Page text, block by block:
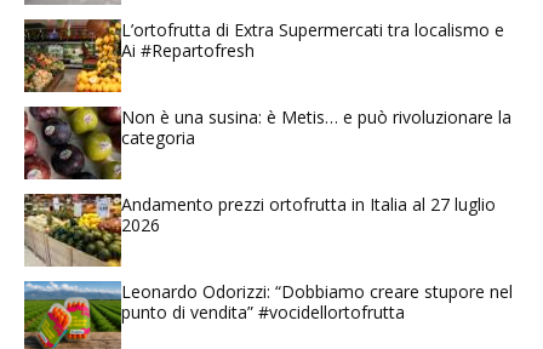
L’ortofrutta di Extra Supermercati tra localismo e
Ai #Repartofresh
Non è una susina: è Metis… e può rivoluzionare la
categoria
Andamento prezzi ortofrutta in Italia al 27 luglio
2026
Leonardo Odorizzi: “Dobbiamo creare stupore nel
punto di vendita” #vocidellortofrutta